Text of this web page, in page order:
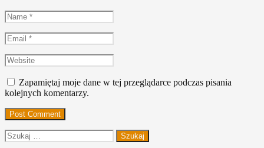
Name
*
Email
*
Website
Zapamiętaj moje dane w tej przeglądarce podczas pisania
kolejnych komentarzy.
Szukaj: